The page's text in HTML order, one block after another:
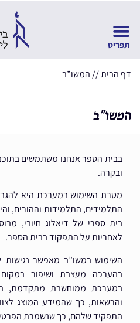
דף הבית// המשו”ב
המשו”ב
בבית הספר אנחנו משתמשים
ובקרה.
מטרת השימוש במערכת היא
התלמידים, התלמידות וההורים,
בית ספרי של דיאלוג חיובי,
לאחריות על התפקוד בבית הספר.
השימוש במשו”ב מאפשר נגישות
בהערכה מעצבת ושיפור
במערכת ממוחשבת מתקדמת,
והרשאות, כך שהמידע המוצג
התפקיד שלהם, כך שנשמרת